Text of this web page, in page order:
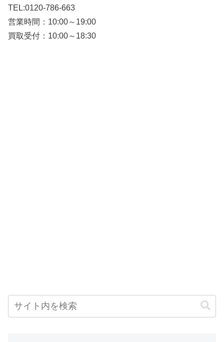
TEL:0120-786-663
営業時間：10:00～19:00
買取受付：10:00～18:30